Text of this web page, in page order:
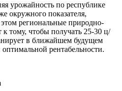
урожайность по республике
окружного показателя,
региональные природно-
к тому, чтобы получать 25-30 ц/
в ближайшем будущем
рентабельности.